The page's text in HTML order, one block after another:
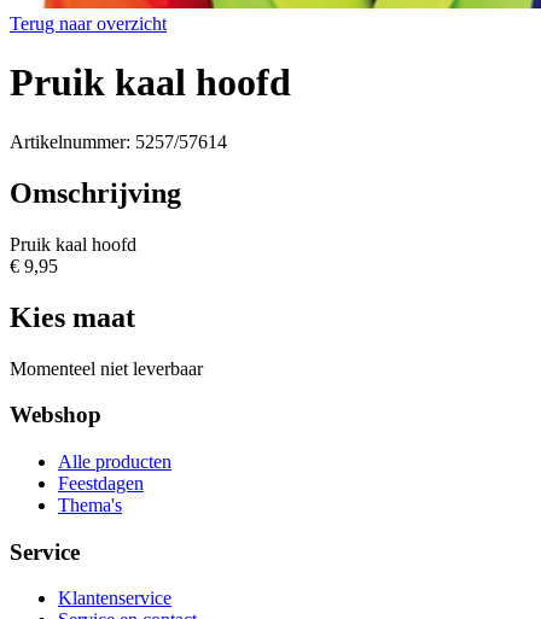
Terug naar overzicht
Pruik kaal hoofd
Artikelnummer: 5257/57614
Omschrijving
Pruik kaal hoofd
€ 9,95
Kies maat
Momenteel niet leverbaar
Webshop
Alle producten
Feestdagen
Thema's
Service
Klantenservice